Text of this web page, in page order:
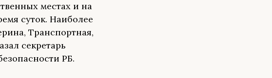
местах и на
суток. Наиболее
Транспортная,
секретарь
РБ.